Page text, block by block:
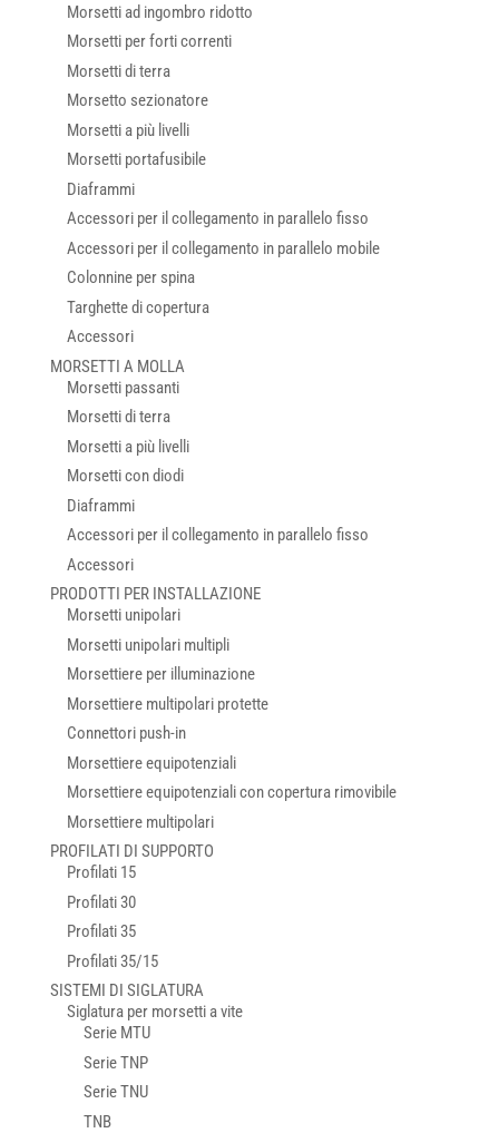
Morsetti ad ingombro ridotto
Morsetti per forti correnti
Morsetti di terra
Morsetto sezionatore
Morsetti a più livelli
Morsetti portafusibile
Diaframmi
Accessori per il collegamento in parallelo fisso
Accessori per il collegamento in parallelo mobile
Colonnine per spina
Targhette di copertura
Accessori
MORSETTI A MOLLA
Morsetti passanti
Morsetti di terra
Morsetti a più livelli
Morsetti con diodi
Diaframmi
Accessori per il collegamento in parallelo fisso
Accessori
PRODOTTI PER INSTALLAZIONE
Morsetti unipolari
Morsetti unipolari multipli
Morsettiere per illuminazione
Morsettiere multipolari protette
Connettori push-in
Morsettiere equipotenziali
Morsettiere equipotenziali con copertura rimovibile
Morsettiere multipolari
PROFILATI DI SUPPORTO
Profilati 15
Profilati 30
Profilati 35
Profilati 35/15
SISTEMI DI SIGLATURA
Siglatura per morsetti a vite
Serie MTU
Serie TNP
Serie TNU
TNB